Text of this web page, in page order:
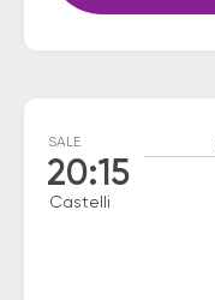
SALE
20:15
Castelli